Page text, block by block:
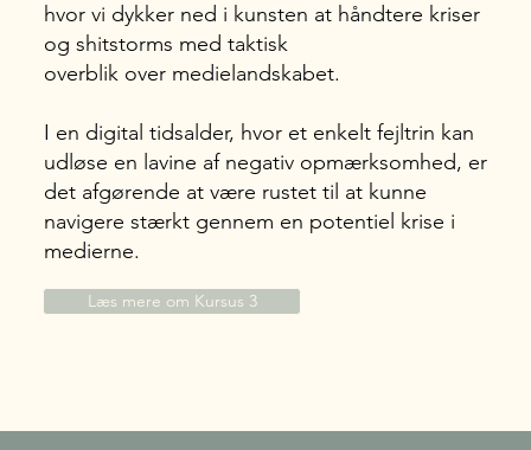
hvor vi dykker ned i kunsten at håndtere kriser
og shitstorms med taktisk
overblik over medielandskabet.
I en digital tidsalder, hvor et enkelt fejltrin kan
udløse en lavine af negativ opmærksomhed, er
det afgørende at være rustet til at kunne
navigere stærkt gennem en potentiel krise i
medierne.
Læs mere om Kursus 3